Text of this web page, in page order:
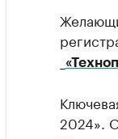
2024».